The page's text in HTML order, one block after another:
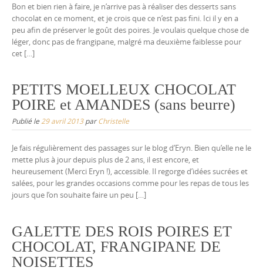
Bon et bien rien à faire, je n’arrive pas à réaliser des desserts sans
chocolat en ce moment, et je crois que ce n’est pas fini. Ici il y en a
peu afin de préserver le goût des poires. Je voulais quelque chose de
léger, donc pas de frangipane, malgré ma deuxième faiblesse pour
cet […]
PETITS MOELLEUX CHOCOLAT
POIRE et AMANDES (sans beurre)
Publié le29 avril 2013parChristelle
Je fais régulièrement des passages sur le blog d’Eryn. Bien qu’elle ne le
mette plus à jour depuis plus de 2 ans, il est encore, et
heureusement (Merci Eryn !), accessible. Il regorge d’idées sucrées et
salées, pour les grandes occasions comme pour les repas de tous les
jours que l’on souhaite faire un peu […]
GALETTE DES ROIS POIRES ET
CHOCOLAT, FRANGIPANE DE
NOISETTES